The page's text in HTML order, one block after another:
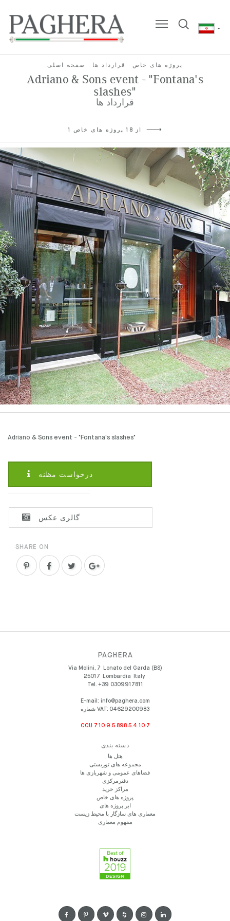
صفحه اصلی قرارداد ها پروژه های خاص
Adriano & Sons event - "Fontana's
slashes"
قرارداد ها
1 از 18 پروژه های خاص
Adriano & Sons event - "Fontana's slashes"
درخواست مظنه
گالری عکس
SHARE ON
PAGHERA
Via Molini, 7
Lonato del Garda (BS)
25017
Lombardia
Italy
Tel. +39 0309917811
E-mail: info@paghera.com
شماره VAT: 04629200983
CCU 7.10.9.5.898.5.4.10.7
دسته بندی
هتل ها
مجموعه های توریستی
فضاهای عمومی و شهربازی ها
دفترمرکزی
مراکز خرید
پروژه های خاص
ابر پروژه های
معماری های سازگار با محیط زیست
مفهوم معماری